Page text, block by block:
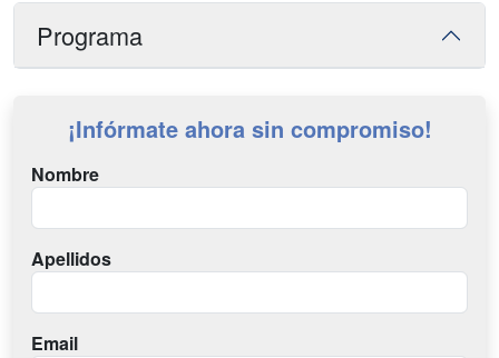
Programa
¡Infórmate ahora sin compromiso!
Nombre
Apellidos
Email